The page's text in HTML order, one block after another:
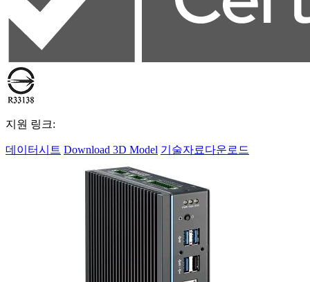
지원 링크:
데이터시트 Download 3D Model 기술자료다운로드